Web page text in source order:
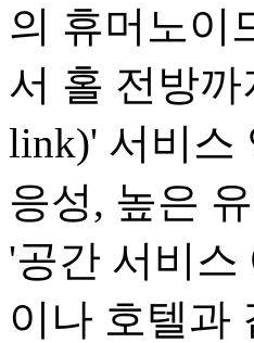
의 휴머노이
서 홀 전방
link)' 서비스
응성, 높은
'공간 서비스
이나 호텔과